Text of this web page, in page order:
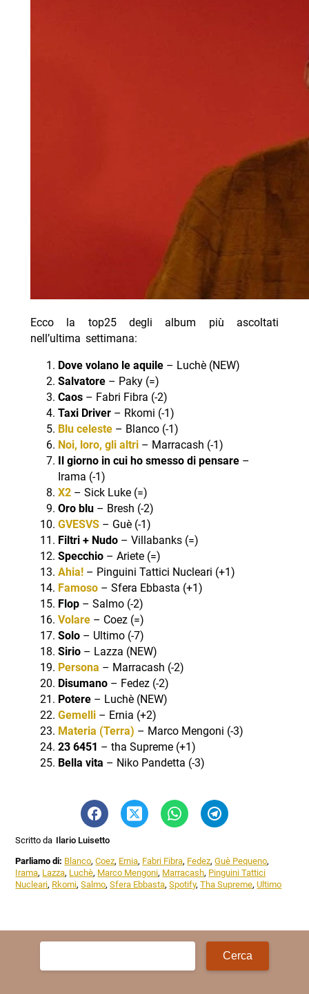
Ecco la top25 degli album più ascoltati
nell’ultima settimana:
Dove volano le aquile – Luchè (NEW)
Salvatore – Paky (=)
Caos – Fabri Fibra (-2)
Taxi Driver – Rkomi (-1)
Blu celeste – Blanco (-1)
Noi, loro, gli altri – Marracash (-1)
Il giorno in cui ho smesso di pensare –
Irama (-1)
X2 – Sick Luke (=)
Oro blu – Bresh (-2)
GVESVS – Guè (-1)
Filtri + Nudo – Villabanks (=)
Specchio – Ariete (=)
Ahia! – Pinguini Tattici Nucleari (+1)
Famoso– Sfera Ebbasta (+1)
Flop – Salmo (-2)
Volare – Coez (=)
Solo – Ultimo (-7)
Sirio – Lazza (NEW)
Persona – Marracash (-2)
Disumano – Fedez (-2)
Potere – Luchè (NEW)
Gemelli – Ernia (+2)
Materia (Terra) – Marco Mengoni (-3)
23 6451 – tha Supreme (+1)
Bella vita – Niko Pandetta (-3)
Scritto da Ilario Luisetto
Parliamo di: Blanco,Coez, Ernia, Fabri Fibra, Fedez,Guè Pequeno,
Irama, Lazza, Luchè, Marco Mengoni, Marracash, Pinguini Tattici
Nucleari, Rkomi,Salmo,Sfera Ebbasta,Spotify,Tha Supreme,Ultimo
Ricerca